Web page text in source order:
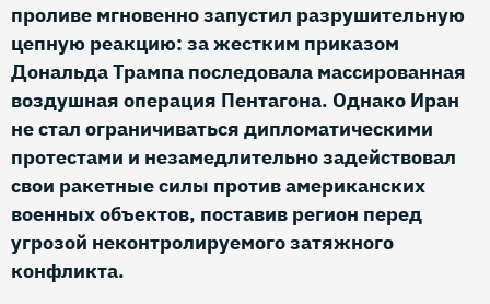
проливе мгновенно запустил разрушительную
цепную реакцию: за жестким приказом
Дональда Трампа последовала массированная
воздушная операция Пентагона. Однако Иран
не стал ограничиваться дипломатическими
протестами и незамедлительно задействовал
свои ракетные силы против американских
военных объектов, поставив регион перед
угрозой неконтролируемого затяжного
конфликта.